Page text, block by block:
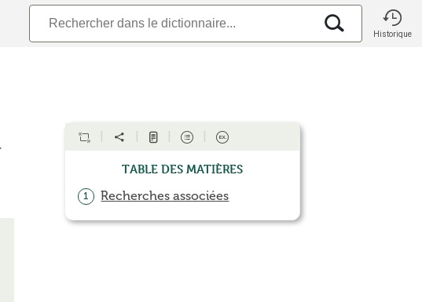
Historique
Table des matières
1 Recherches associées